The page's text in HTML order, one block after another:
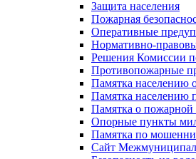
Защита населения
Пожарная
Оперативные
Нормативно-
Решения Комиссии
Противопожарные
Памятка населению
Памятка населению
Памятка о пожарной
Опорные пункты
Памятка по
Сайт